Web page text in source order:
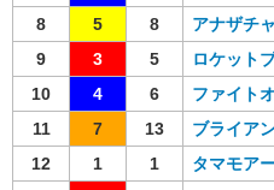
8
5 8 アナザチ
9
3 5 ロケット
10
4 6 ファイト
11
7 13 ブライア
12
1 1 タマモア